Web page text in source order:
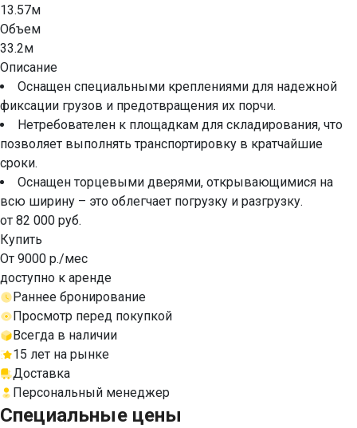
13.57м
Объем
33.2м
Описание
Оснащен специальными креплениями для надежной
фиксации грузов и предотвращения их порчи.
Нетребователен к площадкам для складирования, что
позволяет выполнять транспортировку в кратчайшие
сроки.
Оснащен торцевыми дверями, открывающимися на
всю ширину – это облегчает погрузку и разгрузку.
от 82 000 руб.
Купить
От 9000 р./мес
доступно к аренде
Раннее бронирование
Просмотр перед покупкой
Всегда в наличии
15 лет на рынке
Доставка
Персональный менеджер
Специальные цены